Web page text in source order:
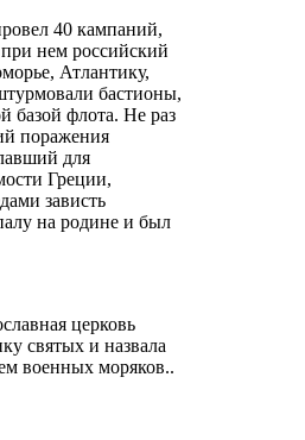
40 кампаний,
нем российский
Атлантику,
бастионы,
базой флота. Не раз
поражения
для
Греции,
зависть
на родине и был
церковь
святых и назвала
военных моряков..